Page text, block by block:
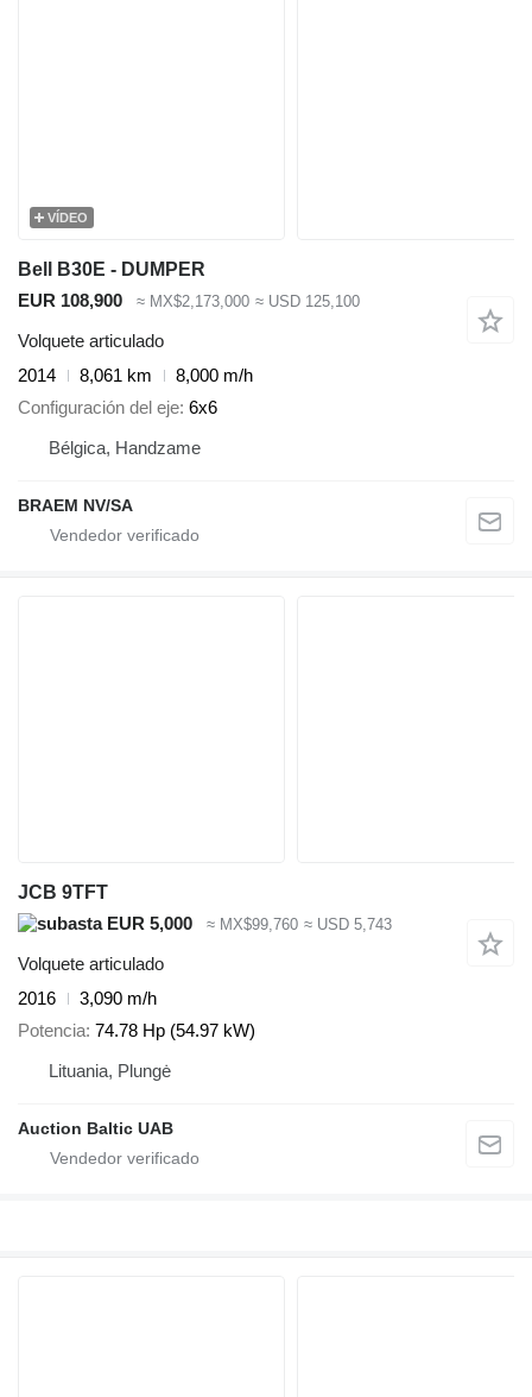
VÍDEO
Bell B30E - DUMPER
EUR 108,900
≈ MX$2,173,000 ≈ USD 125,100
Volquete articulado
2014
8,061 km
8,000 m/h
Configuración del eje 6x6
Bélgica, Handzame
BRAEM NV/SA
JCB 9TFT
EUR 5,000
≈ MX$99,760 ≈ USD 5,743
Volquete articulado
2016
3,090 m/h
Potencia 74.78 Hp (54.97 kW)
Lituania, Plungė
Auction Baltic UAB